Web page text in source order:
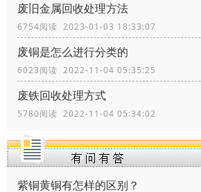
废旧金属回收处理方法
6754阅读 2023-01-03 18:33:07
废铜是怎么进行分类的
6023阅读 2022-11-04 05:35:25
废铁回收处理方式
5780阅读 2022-11-04 05:34:02
紫铜黄铜有怎样的区别？